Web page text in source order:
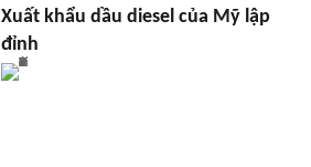
Xuất khẩu dầu diesel của Mỹ lập
đỉnh